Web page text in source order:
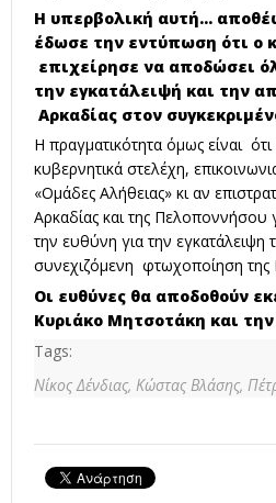
Η υπερβολική αυτή…
έδωσε την εντύπωση ότι ο
επιχείρησε να αποδώσει
την εγκατάλειψή και την
Αρκαδίας στον
Η πραγματικότητα όμως είναι
κυβερνητικά στελέχη,
«Ομάδες Αλήθειας» κι αν
Αρκαδίας και της Πελοποννήσου
την ευθύνη για την εγκατάλειψη
συνεχιζόμενη φτωχοποίηση της
Οι ευθύνες θα αποδοθούν
Κυριάκο Μητσοτάκη και
Tags:
Νίκος Δένδιας, Κώστας Βλάσης,